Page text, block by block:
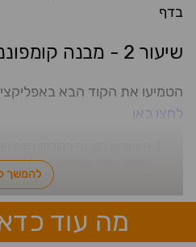
בדף
שיעור 2 - מבנה קומפוננטות
הטמיעו את הקוד הבא
לחצו כאן
להמשך
מה עוד